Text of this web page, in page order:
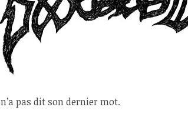
n’a pas dit son dernier mot.